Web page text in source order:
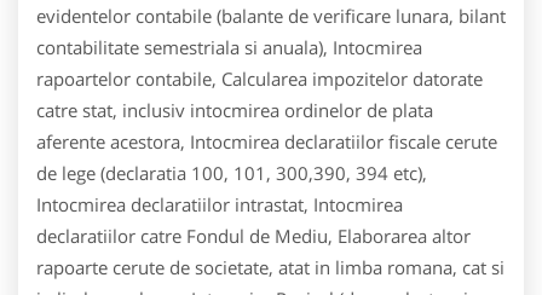
evidentelor contabile (balante de verificare lunara, bilant
contabilitate semestriala si anuala), Intocmirea
rapoartelor contabile, Calcularea impozitelor datorate
catre stat, inclusiv intocmirea ordinelor de plata
aferente acestora, Intocmirea declaratiilor fiscale cerute
de lege (declaratia 100, 101, 300,390, 394 etc),
Intocmirea declaratiilor intrastat, Intocmirea
declaratiilor catre Fondul de Mediu, Elaborarea altor
rapoarte cerute de societate, atat in limba romana, cat si